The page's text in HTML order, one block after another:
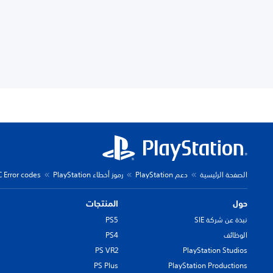
الصفحة الرئيسية دعم PlayStation رموز أخطاء PlayStation Error codes
حول
نبذة عن شركة SIE
الوظائف
PlayStation Studios
PlayStation Productions
المنتجات
PS5
PS4
PS VR2
PS Plus